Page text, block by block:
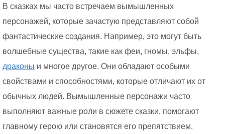
В сказках мы часто встречаем вымышленных
персонажей, которые зачастую представляют собой
фантастические создания. Например, это могут быть
волшебные существа, такие как феи, гномы, эльфы,
драконы и многое другое. Они обладают особыми
свойствами и способностями, которые отличают их от
обычных людей. Вымышленные персонажи часто
выполняют важные роли в сюжете сказки, помогают
главному герою или становятся его препятствием.